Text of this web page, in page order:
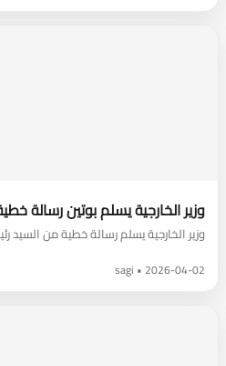
وزير الخارجية يسلم بوتين رسالة
وزير الخارجية يسلم رسالة خطية من السيد
2026-04-02 • sagi